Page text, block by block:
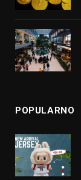
POPULARNO